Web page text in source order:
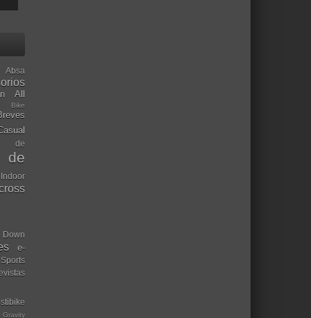
Absa
All
Bike
de
de
Down
e-
Gravity